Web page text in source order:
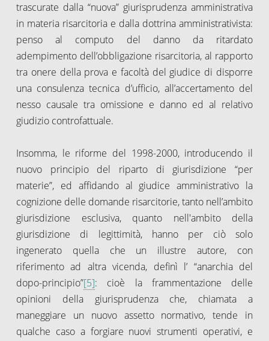
trascurate dalla “nuova” giurisprudenza amministrativa
in materia risarcitoria e dalla dottrina amministrativista:
penso al computo del danno da ritardato
adempimento dell’obbligazione risarcitoria, al rapporto
tra onere della prova e facoltà del giudice di disporre
una consulenza tecnica d’ufficio, all’accertamento del
nesso causale tra omissione e danno ed al relativo
giudizio controfattuale.
Insomma, le riforme del 1998-2000, introducendo il
nuovo principio del riparto di giurisdizione “per
materie”, ed affidando al giudice amministrativo la
cognizione delle domande risarcitorie, tanto nell’ambito
giurisdizione esclusiva, quanto nell'ambito della
giurisdizione di legittimità, hanno per ciò solo
ingenerato quella che un illustre autore, con
riferimento ad altra vicenda, definì l’ “anarchia del
dopo-principio”[5]: cioè la frammentazione delle
opinioni della giurisprudenza che, chiamata a
maneggiare un nuovo assetto normativo, tende in
qualche caso a forgiare nuovi strumenti operativi, e